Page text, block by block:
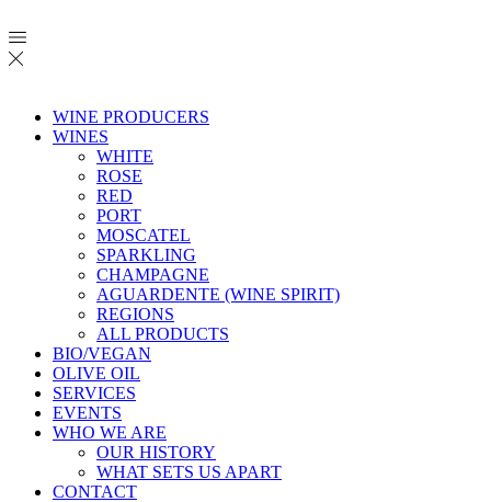
WINE PRODUCERS
WINES
WHITE
ROSE
RED
PORT
MOSCATEL
SPARKLING
CHAMPAGNE
AGUARDENTE (WINE SPIRIT)
REGIONS
ALL PRODUCTS
BIO/VEGAN
OLIVE OIL
SERVICES
EVENTS
WHO WE ARE
OUR HISTORY
WHAT SETS US APART
CONTACT